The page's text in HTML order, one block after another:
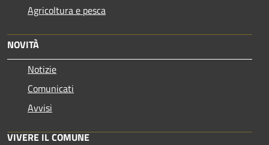
Agricoltura e pesca
NOVITÀ
Notizie
Comunicati
Avvisi
VIVERE IL COMUNE